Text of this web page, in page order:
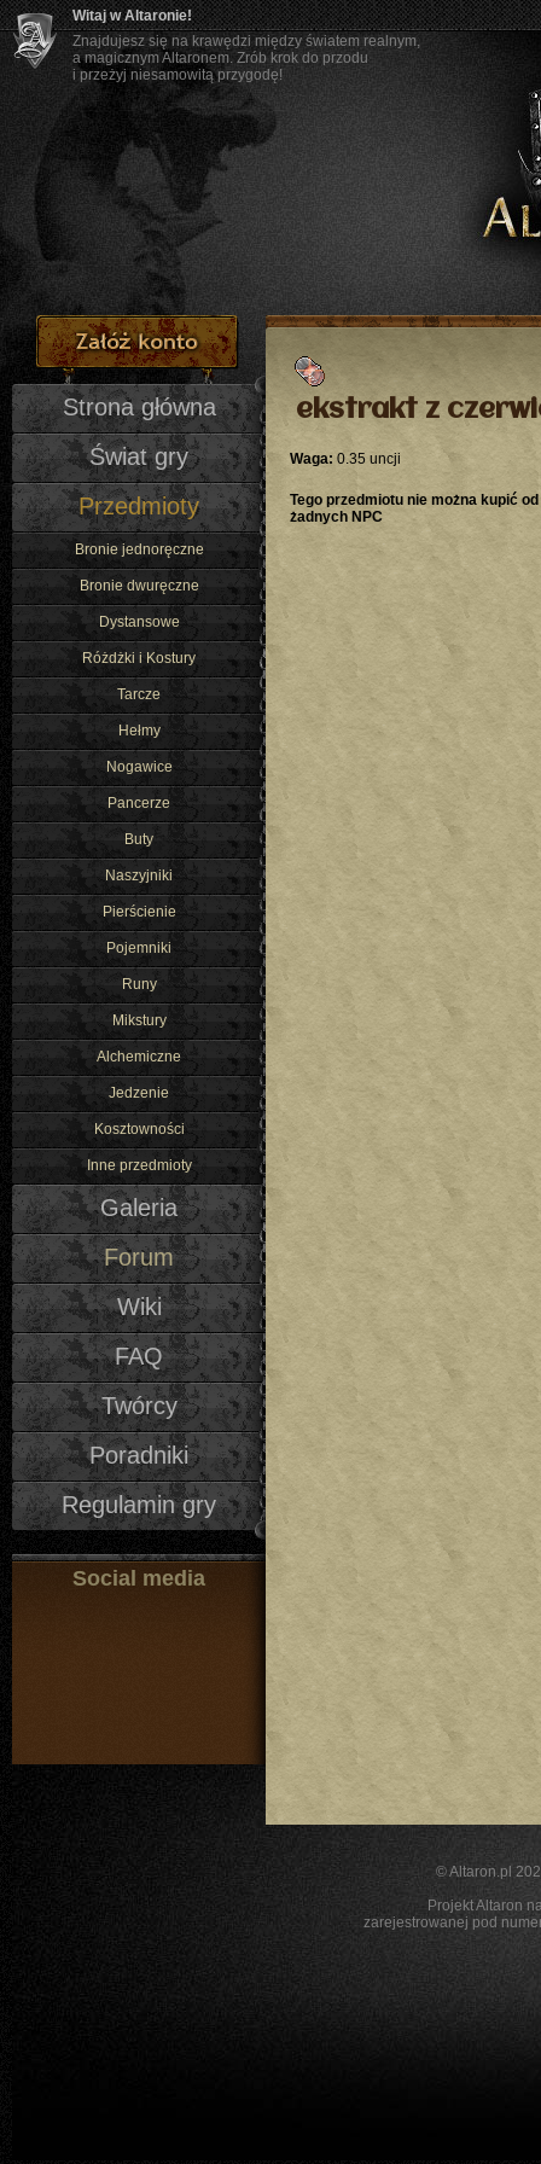
Witaj w Altaronie!
Znajdujesz się na krawędzi między światem realnym,
a magicznym Altaronem. Zrób krok do przodu
i przeżyj niesamowitą przygodę!
Strona główna
Świat gry
Przedmioty
Bronie jednoręczne
Bronie dwuręczne
Dystansowe
Różdżki i Kostury
Tarcze
Hełmy
Nogawice
Pancerze
Buty
Naszyjniki
Pierścienie
Pojemniki
Runy
Mikstury
Alchemiczne
Jedzenie
Kosztowności
Inne przedmioty
Galeria
Forum
Wiki
FAQ
Twórcy
Poradniki
Regulamin gry
Social media
ekstrakt z
Waga: 0.35 uncji
Tego przedmiotu nie można kupić od
żadnych NPC
©Altaron.pl
Projekt Altaron
zarejestrowanej pod